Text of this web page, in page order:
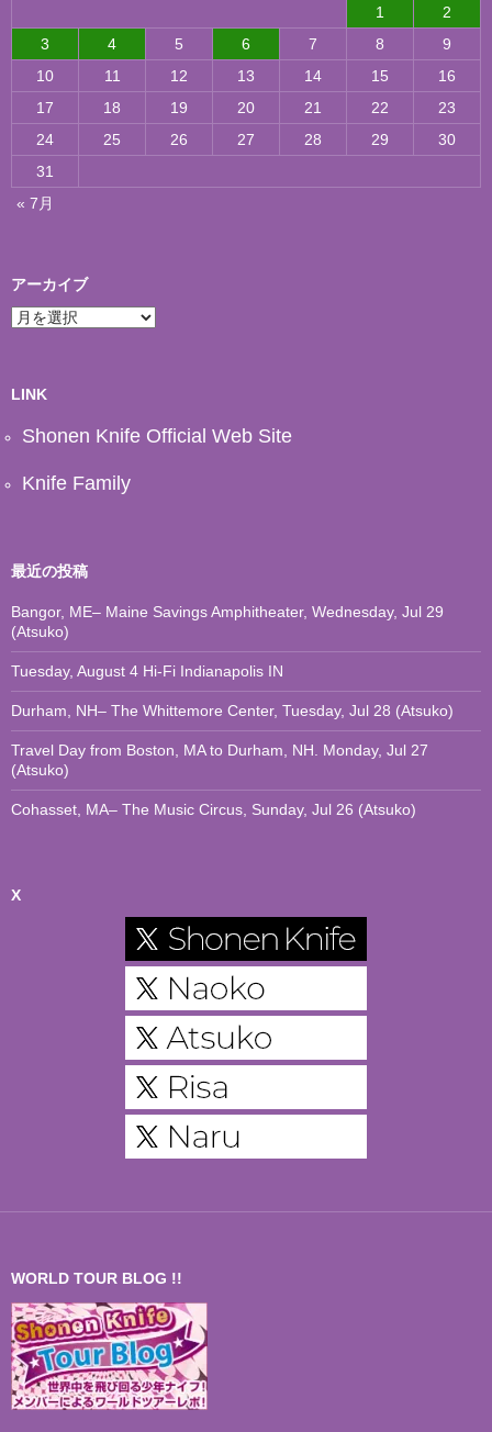
1
2
3
4 5 6 7 8
9
10
11 12 13 14 15
16
17
18 19 20 21 22
23
24
25 26 27 28 29
30
31
« 7月
アーカイブ
ア
ブ
LINK
Shonen Knife Official Web Site
Knife Family
最近の投稿
Bangor, ME– Maine Savings Amphitheater, Wednesday, Jul 29
(Atsuko)
Tuesday, August 4 Hi-Fi Indianapolis IN
Durham, NH– The Whittemore Center, Tuesday, Jul 28 (Atsuko)
Travel Day from Boston, MA to Durham, NH. Monday, Jul 27
(Atsuko)
Cohasset, MA– The Music Circus, Sunday, Jul 26 (Atsuko)
X
WORLD TOUR BLOG !!